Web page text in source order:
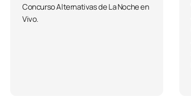
Concurso Alternativas de La Noche en
Vivo.